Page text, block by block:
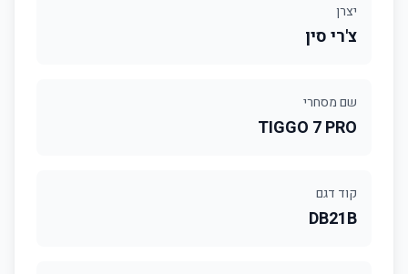
יצרן
צ'רי סין
שם מסחרי
TIGGO 7 PRO
קוד דגם
DB21B